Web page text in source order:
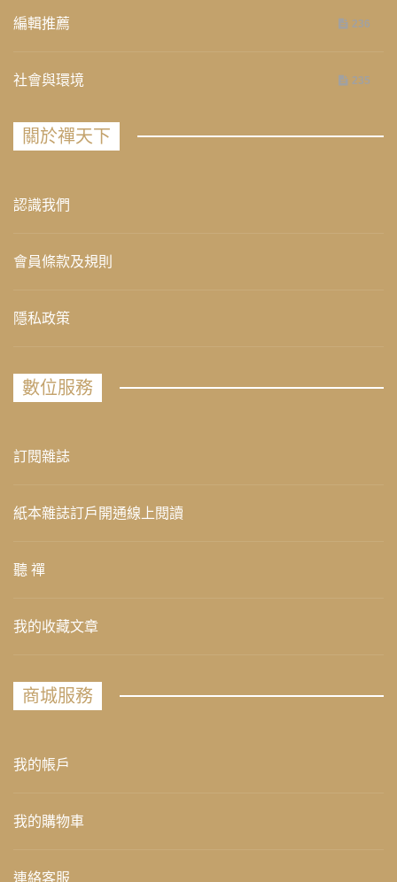
編輯推薦 236
社會與環境 235
關於禪天下
認識我們
會員條款及規則
隱私政策
數位服務
訂閱雜誌
紙本雜誌訂戶開通線上閱讀
聽 禪
我的收藏文章
商城服務
我的帳戶
我的購物車
連絡客服